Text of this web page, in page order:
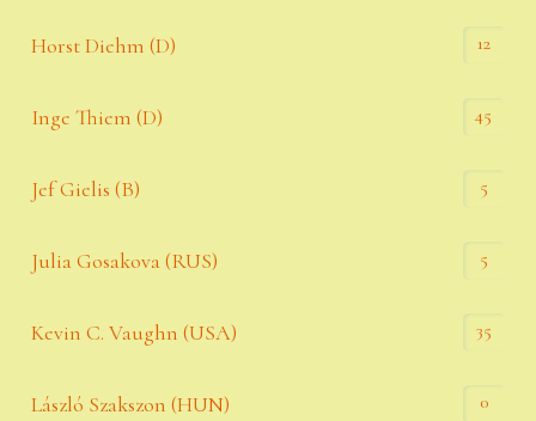
Horst Diehm (D) 12
Inge Thiem (D) 45
Jef Gielis (B) 5
Julia Gosakova (RUS) 5
Kevin C. Vaughn (USA) 35
László Szakszon (HUN) 0